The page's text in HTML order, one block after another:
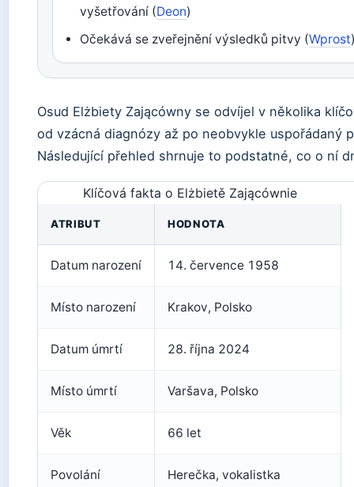
vyšetřování (Deon)
Očekává se zveřejnění výsledků pitvy (Wprost
Osud Elżbiety Zającówny se odvíjel v několika
od vzácná diagnózy až po neobvykle uspořádaný
Následující přehled shrnuje to podstatné, co o ní
Klíčová fakta o Elżbietě Zającównie
ATRIBUT HODNOTA
Datum narození 14. července 1958
Místo narození Krakov, Polsko
Datum úmrtí 28. října 2024
Místo úmrtí Varšava, Polsko
Věk 66 let
Povolání Herečka, vokalistka